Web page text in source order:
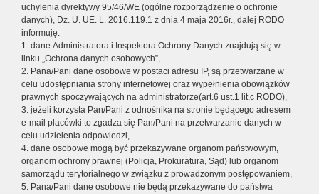
uchylenia dyrektywy 95/46/WE (ogólne rozporządzenie o ochronie
danych), Dz. U. UE. L. 2016.119.1 z dnia 4 maja 2016r., dalej RODO
informuję:
1. dane Administratora i Inspektora Ochrony Danych znajdują się w
linku „Ochrona danych osobowych”,
2. Pana/Pani dane osobowe w postaci adresu IP, są przetwarzane w
celu udostępniania strony internetowej oraz wypełnienia obowiązków
prawnych spoczywających na administratorze(art.6 ust.1 lit.c RODO),
3. jeżeli korzysta Pan/Pani z odnośnika na stronie będącego adresem
e-mail placówki to zgadza się Pan/Pani na przetwarzanie danych w
celu udzielenia odpowiedzi,
4. dane osobowe mogą być przekazywane organom państwowym,
organom ochrony prawnej (Policja, Prokuratura, Sąd) lub organom
samorządu terytorialnego w związku z prowadzonym postępowaniem,
5. Pana/Pani dane osobowe nie będą przekazywane do państwa